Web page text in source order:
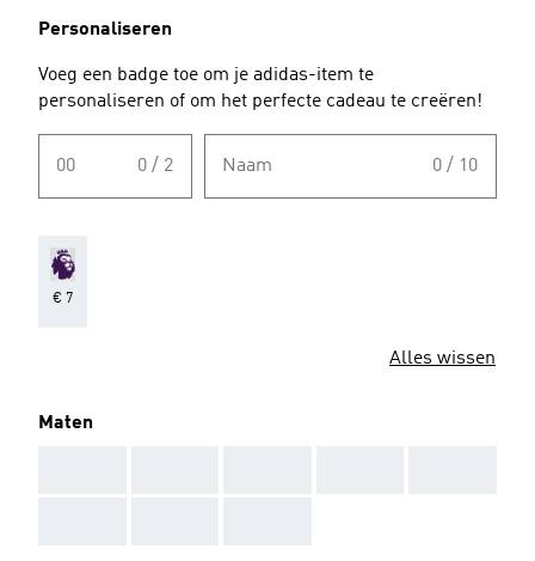
Personaliseren
Voeg een badge toe om je adidas-item te
personaliseren of om het perfecte cadeau te creëren!
00 0 / 2 Naam 0 / 10
€ 7
Alles wissen
Maten